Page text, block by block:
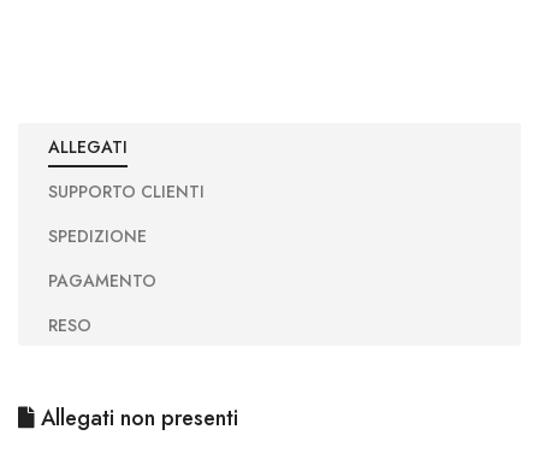
ALLEGATI
SUPPORTO CLIENTI
SPEDIZIONE
PAGAMENTO
RESO
Allegati non presenti